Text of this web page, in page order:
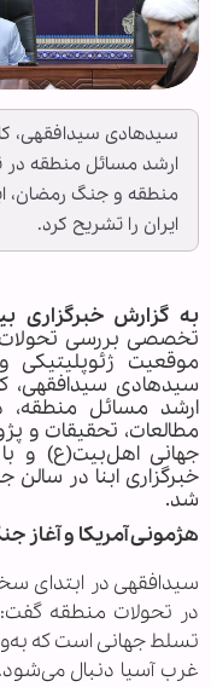
سیدهادی سیدافقهی،
ارشد مسائل منطقه
منطقه و جنگ رمضان،
ایران را تشریح کرد.
به گزارش خبرگزاری
تخصصی بررسی
موقعیت ژئوپلیتیکی
سیدهادی سیدافقهی،
ارشد مسائل منطقه،
مطالعات، تحقیقات
جهانی اهل‌بیت(ع) و
خبرگزاری ابنا در
شد.
هژمونی آمریکا و آغاز
سیدافقهی در ابتدای
در تحولات منطقه گفت:
تسلط جهانی است که
غرب آسیا دنبال